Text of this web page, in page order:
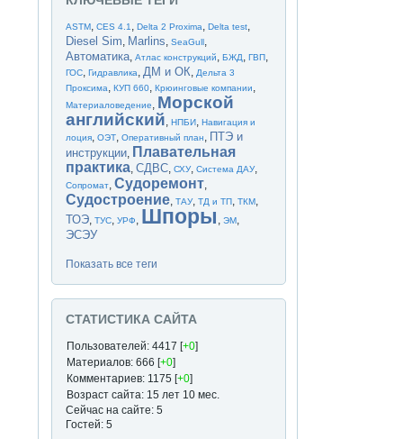
ASTM,CES 4.1 ,Delta 2 Proxima,Delta test,
Diesel Sim, Marlins,SeaGull,
Автоматика,Атлас конструкций,БЖД,ГВП,
ГОС,Гидравлика,ДМ и ОК,Дельта 3
Проксима,КУП 660,Крюинговые компании,
Материаловедение, Морской
английский,НПБИ,Навигация и
лоция,ОЭТ,Оперативный план, ПТЭ и
инструкции, Плавательная
практика,СДВС,СХУ,Система ДАУ,
Сопромат,Судоремонт,
Судостроение,ТАУ,ТД и ТП,ТКМ,
ТОЭ,ТУС,УРФ, Шпоры ,ЭМ,
ЭСЭУ
Показать все теги
СТАТИСТИКА САЙТА
Пользователей: 4417 [+0]
Материалов: 666 [+0]
Комментариев: 1175 [+0]
Возраст сайта: 15 лет 10 мес.
Сейчас на сайте: 5
Гостей: 5